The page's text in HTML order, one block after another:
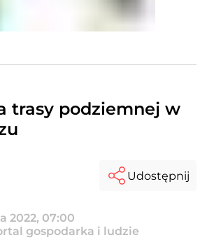
trasy podziemnej w
2022, 07:00
gospodarka i ludzie
Udostępnij